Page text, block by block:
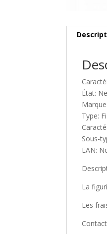
État:
Type:
Sous-
EAN:
La
Les